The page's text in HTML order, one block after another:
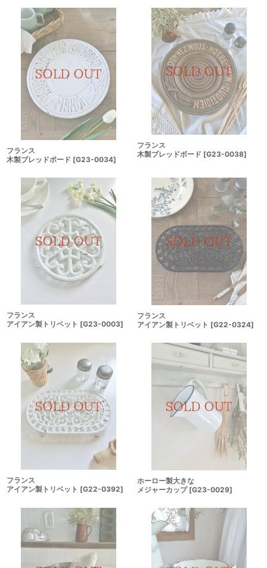
フランス
木製ブレッドボード [G23-0034]
フランス
木製ブレッドボード [G23-0038]
フランス
アイアン製トリベット [G23-0003]
フランス
アイアン製トリベット [G22-0324]
フランス
アイアン製トリベット [G22-0392]
ホーロー製大きな
メジャーカップ [G23-0029]